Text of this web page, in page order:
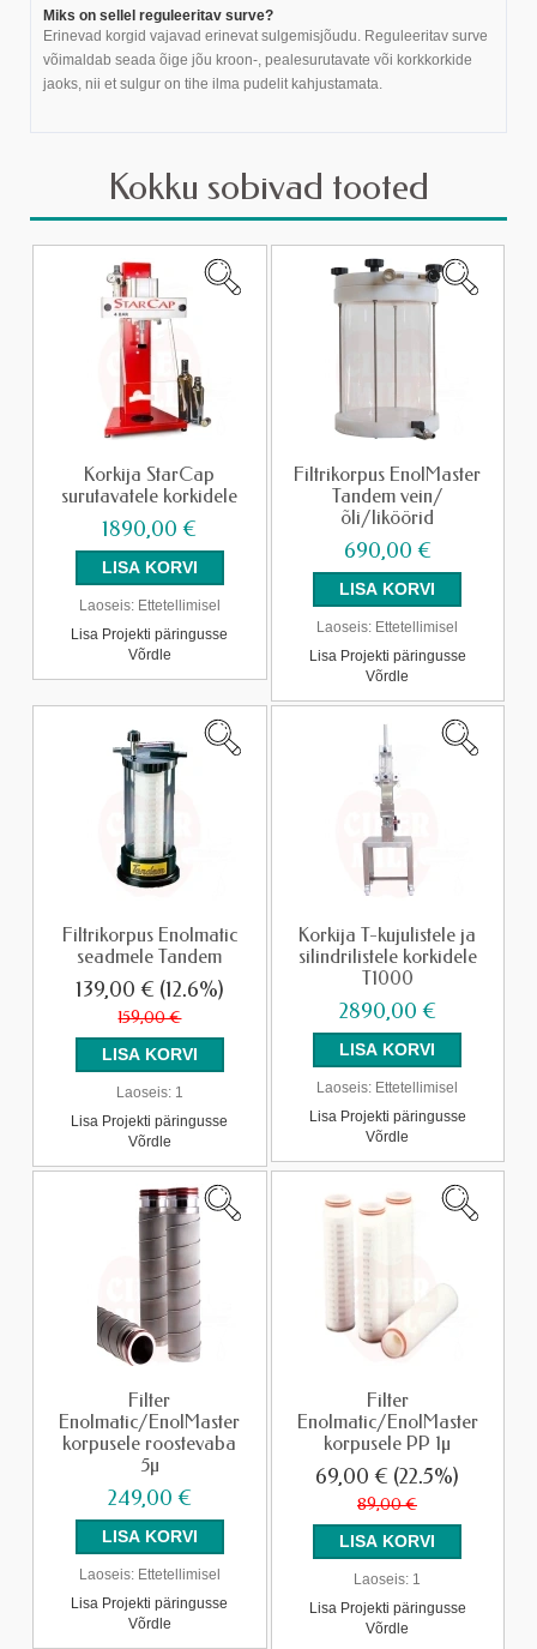
Miks on sellel reguleeritav surve?
Erinevad korgid vajavad erinevat sulgemisjõudu. Reguleeritav surve
võimaldab seada õige jõu kroon-, pealesurutavate või korkkorkide
jaoks, nii et sulgur on tihe ilma pudelit kahjustamata.
Kokku sobivad tooted
Korkija StarCap
surutavatele korkidele
1890,00 €
Laoseis: Ettetellimisel
Lisa Projekti päringusse
Võrdle
Filtrikorpus EnolMaster
Tandem vein/
õli/liköörid
690,00 €
Laoseis: Ettetellimisel
Lisa Projekti päringusse
Võrdle
Filtrikorpus Enolmatic
seadmele Tandem
139,00 € (12.6%)
159,00 €
Laoseis:1
Lisa Projekti päringusse
Võrdle
Korkija T-kujulistele ja
silindrilistele korkidele
T1000
2890,00 €
Laoseis: Ettetellimisel
Lisa Projekti päringusse
Võrdle
Filter
Enolmatic/EnolMaster
korpusele roostevaba
5µ
249,00 €
Laoseis: Ettetellimisel
Lisa Projekti päringusse
Võrdle
Filter
Enolmatic/EnolMaster
korpusele PP 1µ
69,00 € (22.5%)
89,00 €
Laoseis: 1
Lisa Projekti päringusse
Võrdle